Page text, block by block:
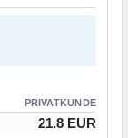
PRIVATKUNDE
21.8 EUR